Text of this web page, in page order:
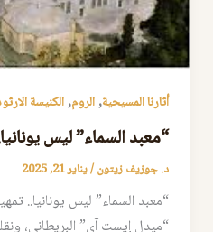
أثارنا المسيحية,الروم,الكنيسة
“معبد السماء” ليس
د. جوزيف زيتون/يناير 21, 2025
“معبد السماء” ليس يونانيا..
“ميدل إيست آي” البريطاني،